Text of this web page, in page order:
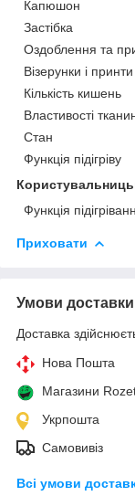
Капюшон
Застібка
Оздоблення та
Візерунки і принти
Кількість кишень
Властивості
Стан
Функція підігріву
Функція
Приховати
Умови доставки
Доставка
Нова Пошта
Магазини
Укрпошта
Самовивіз
Всі умови